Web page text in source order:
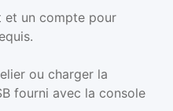
et un compte pour
ou charger la
fourni avec la console